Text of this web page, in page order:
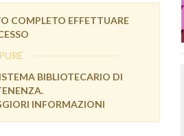
COMPLETO EFFETTUARE
BIBLIOTECARIO DI
INFORMAZIONI